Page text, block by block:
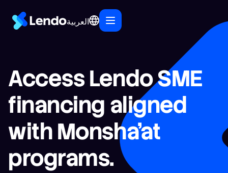
العربية
Access Lendo SME
financing aligned
with Monsha’at
programs.